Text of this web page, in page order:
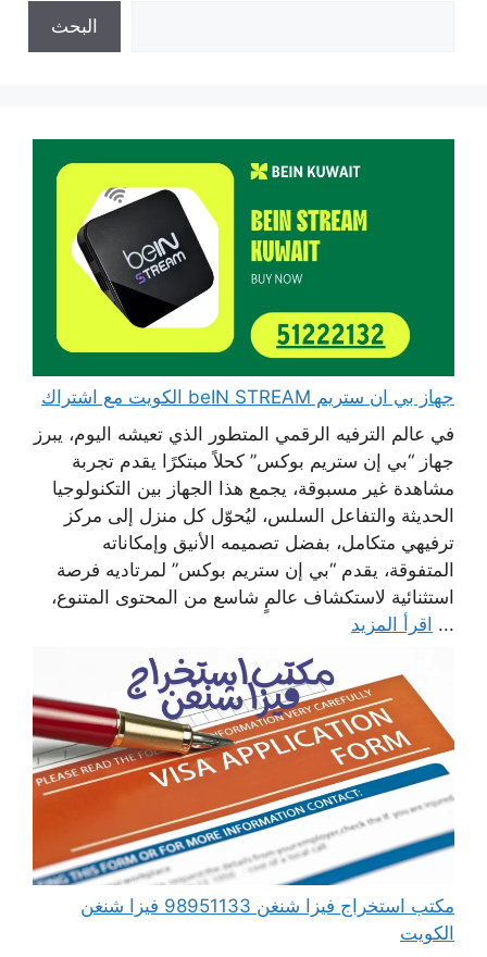
البحث
جهاز بي ان ستريم beIN STREAM الكويت مع اشتراك
في عالم الترفيه الرقمي المتطور الذي تعيشه اليوم، يبرز
جهاز “بي إن ستريم بوكس” كحلاً مبتكرًا يقدم تجربة
مشاهدة غير مسبوقة، يجمع هذا الجهاز بين التكنولوجيا
الحديثة والتفاعل السلس، ليُحوّل كل منزل إلى مركز
ترفيهي متكامل، بفضل تصميمه الأنيق وإمكاناته
المتفوقة، يقدم “بي إن ستريم بوكس” لمرتاديه فرصة
استثنائية لاستكشاف عالمٍ شاسع من المحتوى المتنوع،
... اقرأ المزيد
مكتب استخراج فيزا شنغن 98951133 فيزا شنغن
الكويت